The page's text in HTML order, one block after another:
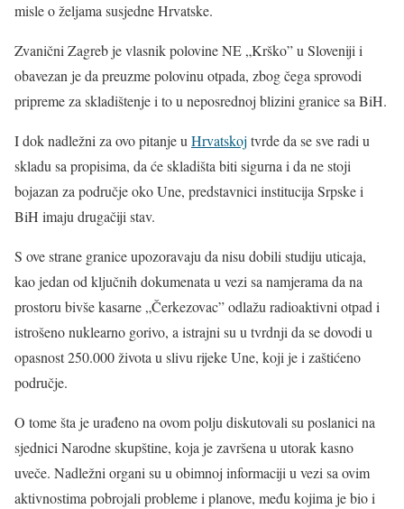
misle o željama susjedne Hrvatske.
Zvanični Zagreb je vlasnik polovine NE „Krško” u Sloveniji i
obavezan je da preuzme polovinu otpada, zbog čega sprovodi
pripreme za skladištenje i to u neposrednoj blizini granice sa BiH.
I dok nadležni za ovo pitanje uHrvatskoj tvrde da se sve radi u
skladu sa propisima, da će skladišta biti sigurna i da ne stoji
bojazan za područje oko Une, predstavnici institucija Srpske i
BiH imaju drugačiji stav.
S ove strane granice upozoravaju da nisu dobili studiju uticaja,
kao jedan od ključnih dokumenata u vezi sa namjerama da na
prostoru bivše kasarne „Čerkezovac” odlažu radioaktivni otpad i
istrošeno nuklearno gorivo, a istrajni su u tvrdnji da se dovodi u
opasnost 250.000 života u slivu rijeke Une, koji je i zaštićeno
područje.
O tome šta je urađeno na ovom polju diskutovali su poslanici na
sjednici Narodne skupštine, koja je završena u utorak kasno
uveče. Nadležni organi su u obimnoj informaciji u vezi sa ovim
aktivnostima pobrojali probleme i planove, među kojima je bio i